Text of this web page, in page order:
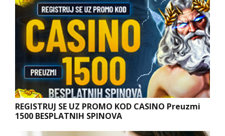
REGISTRUJ SE UZ PROMO KOD CASINO Preuzmi
1500 BESPLATNIH SPINOVA